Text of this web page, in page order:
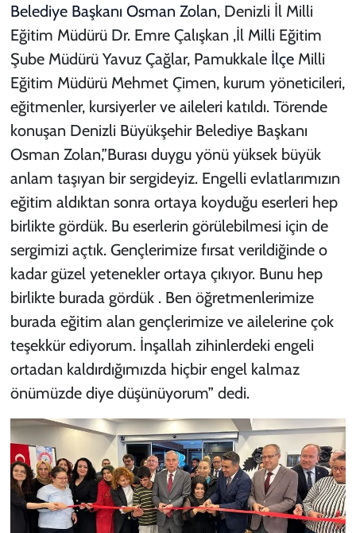
Belediye Başkanı Osman Zolan, Denizli İl Milli
Eğitim Müdürü Dr. Emre Çalışkan ,İl Milli Eğitim
Şube Müdürü Yavuz Çağlar, Pamukkale İlçeMilli
Eğitim Müdürü Mehmet Çimen, kurum yöneticileri,
eğitmenler, kursiyerler ve aileleri katıldı. Törende
konuşan Denizli Büyükşehir Belediye Başkanı
Osman Zolan,”Burası duygu yönü yüksek büyük
anlam taşıyan bir sergideyiz. Engelli evlatlarımızın
eğitim aldıktan sonra ortaya koyduğu eserleri hep
birlikte gördük. Bu eserlerin görülebilmesi için de
sergimizi açtık. Gençlerimize fırsat verildiğinde o
kadar güzel yetenekler ortaya çıkıyor. Bunu hep
birlikte burada gördük . Ben öğretmenlerimize
burada eğitim alan gençlerimize ve ailelerine çok
teşekkür ediyorum. İnşallah zihinlerdeki engeli
ortadan kaldırdığımızda hiçbir engel kalmaz
önümüzde diye düşünüyorum” dedi.